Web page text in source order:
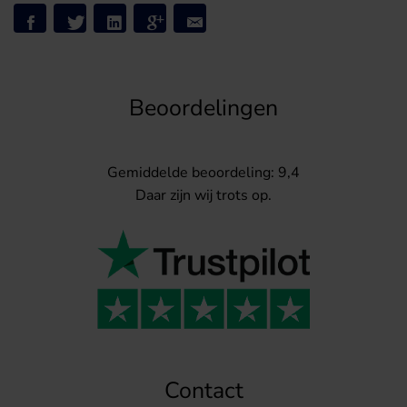
Beoordelingen
Gemiddelde beoordeling: 9,4
Daar zijn wij trots op.
Contact